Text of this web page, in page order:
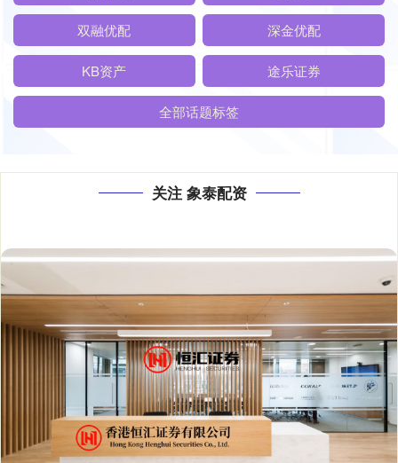
双融优配 深金优配
KB资产 途乐证券
全部话题标签
关注 象泰配资